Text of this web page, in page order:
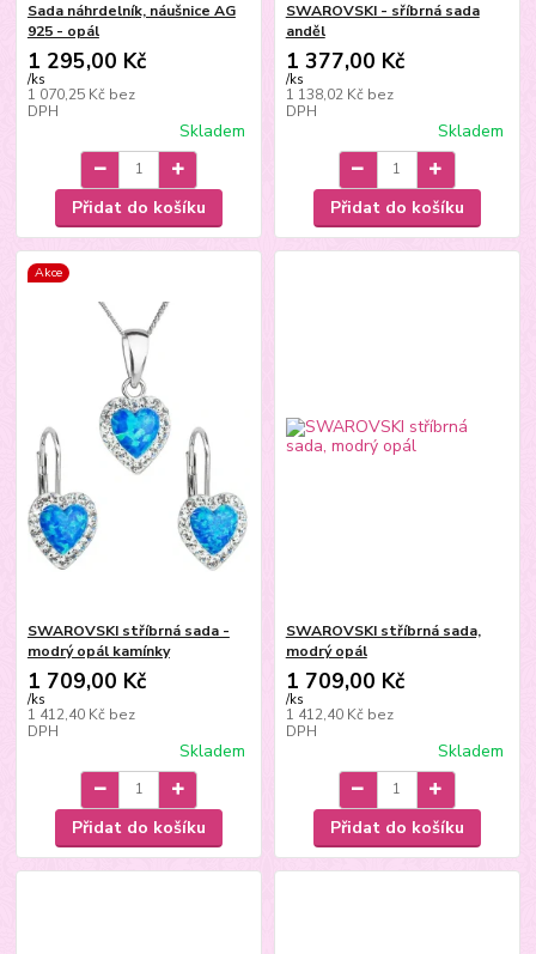
Sada náhrdelník, náušnice AG
925 - opál
1 295,00 Kč
/ks
1 070,25 Kč bez
DPH
Skladem
Přidat do košíku
SWAROVSKI - sříbrná sada
anděl
1 377,00 Kč
/ks
1 138,02 Kč bez
DPH
Skladem
Přidat do košíku
Akce
SWAROVSKI stříbrná sada -
modrý opál kamínky
1 709,00 Kč
/ks
1 412,40 Kč bez
DPH
Skladem
Přidat do košíku
SWAROVSKI stříbrná sada,
modrý opál
1 709,00 Kč
/ks
1 412,40 Kč bez
DPH
Skladem
Přidat do košíku